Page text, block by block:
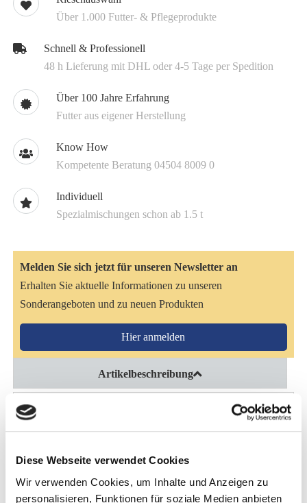
Diese Webseite verwendet Cookies
Wir verwenden Cookies, um Inhalte und Anzeigen zu
personalisieren, Funktionen für soziale Medien anbieten
Über 1.000 Futter- & Pflegeprodukte
Schnell & Professionell
48 h Lieferung mit DHL oder 4-5 Tage per Spedition
Über 100 Jahre Erfahrung
Futter aus eigener Herstellung
Know How
Kompetente Beratung 04504 8009 0
Individuell
Spezialmischungen schon ab 1.5 t
Melden Sie sich jetzt für unseren Newsletter an
Erhalten Sie aktuelle Informationen zu unseren
Sonderangeboten und zu neuen Produkten
Hier anmelden
Artikelbeschreibung
ÄHRSTOFFE FÜR DIE LEBER
von Fetten in der Leber über Bitterstoffe der Artischocke
erleichtert. Die essentiellen Aminosäuren Lysin und